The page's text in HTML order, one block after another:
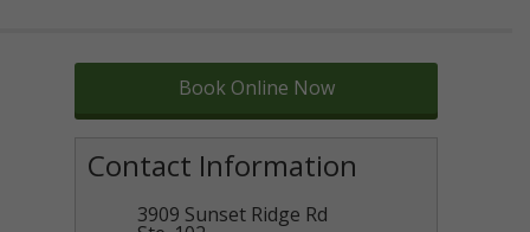
Book Online Now
Contact Information
3909 Sunset Ridge Rd